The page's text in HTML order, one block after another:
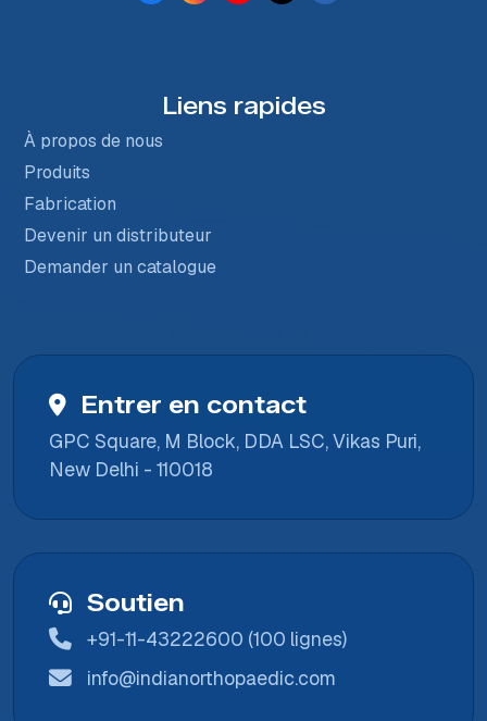
Liens rapides
À propos de nous
Produits
Fabrication
Devenir un distributeur
Demander un catalogue
Entrer en contact
GPC Square, M Block, DDA LSC, Vikas Puri,
New Delhi - 110018
Soutien
+91-11-43222600 (100 lignes)
info@indianorthopaedic.com